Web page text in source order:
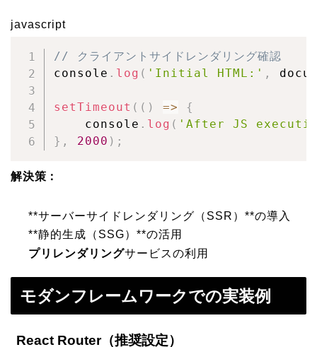
javascript
// クライアントサイドレンダリング確認
console . log ( 'Initial HTML:' ,
setTimeout ( ( ) =>
{
    console
. log ( 'After JS
} , 2000 ) ;
解決策：
**サーバーサイドレンダリング（SSR）**の導入
**静的生成（SSG）**の活用
プリレンダリングサービスの利用
モダンフレームワークでの実装例
React Router（推奨設定）